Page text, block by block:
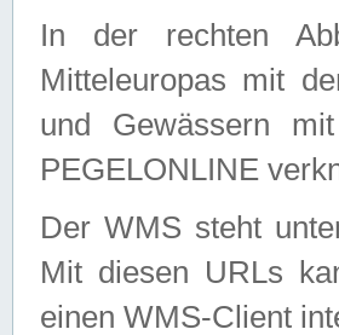
In der rechten
Mitteleuropas mit
und Gewässern
PEGELONLINE
Der WMS steht
Mit diesen URLs
einen WMS-Client